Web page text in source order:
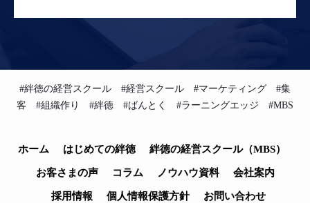
#絆徳の経営スクール #経営スクール #マーケティング #集
客 #組織作り #絆徳 #ばんとく #ラーニングエッジ #MBS
ホーム はじめての絆徳 絆徳の経営スクール（MBS）
お客さまの声 コラム ノウハウ資料 会社案内
採用情報 個人情報保護方針 お問い合わせ